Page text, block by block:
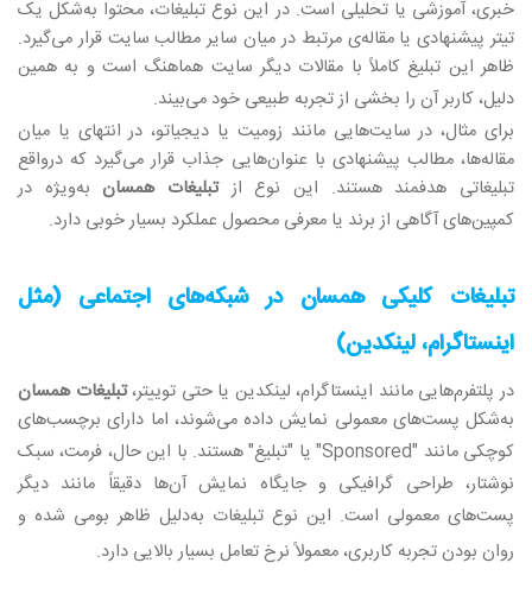
خبری، آموزشی یا تحلیلی است. در این نوع تبلیغات، محتوا به‌شکل یک
تیتر پیشنهادی یا مقاله‌ی مرتبط در میان سایر مطالب سایت قرار می‌گیرد.
ظاهر این تبلیغ کاملاً با مقالات دیگر سایت هماهنگ است و به همین
دلیل، کاربر آن را بخشی از تجربه طبیعی خود می‌بیند.
برای مثال، در سایت‌هایی مانند زومیت یا دیجیاتو، در انتهای یا میان
مقاله‌ها، مطالب پیشنهادی با عنوان‌هایی جذاب قرار می‌گیرد که درواقع
تبلیغاتی هدفمند هستند. این نوع ازتبلیغات همسانبه‌ویژه در
کمپین‌های آگاهی از برند یا معرفی محصول عملکرد بسیار خوبی دارد.
تبلیغات کلیکی همسان در شبکه‌های اجتماعی (مثل
اینستاگرام، لینکدین)
در پلتفرم‌هایی مانند اینستاگرام، لینکدین یا حتی توییتر،تبلیغات همسان
به‌شکل پست‌های معمولی نمایش داده می‌شوند، اما دارای برچسب‌های
کوچکی مانند "Sponsored" یا "تبلیغ" هستند. با این حال، فرمت، سبک
نوشتار، طراحی گرافیکی و جایگاه نمایش آن‌ها دقیقاً مانند دیگر
پست‌های معمولی است. این نوع تبلیغات به‌دلیل ظاهر بومی‌ شده و
روان بودن تجربه کاربری، معمولاً نرخ تعامل بسیار بالایی دارد.